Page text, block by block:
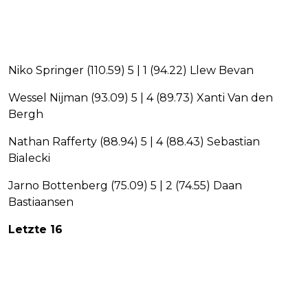
Niko Springer (110.59) 5 | 1 (94.22) Llew Bevan
Wessel Nijman (93.09) 5 | 4 (89.73) Xanti Van den
Bergh
Nathan Rafferty (88.94) 5 | 4 (88.43) Sebastian
Bialecki
Jarno Bottenberg (75.09) 5 | 2 (74.55) Daan
Bastiaansen
Letzte 16